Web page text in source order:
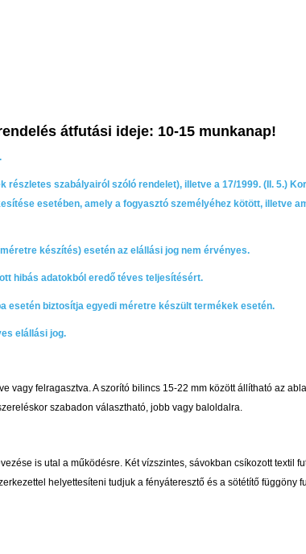
átfutási ideje: 10-15 munkanap!
szabályairól szóló rendelet), illetve a 17/1999. (II. 5.)
esetében, amely a fogyasztó személyéhez kötött, illetve
készítés) esetén az elállási jog nem érvényes.
hibás adatokból eredő téves teljesítésért.
esetén biztosítja egyedi méretre készült termékek esetén.
elállási jog.
felragasztva. A szorító bilincs 15-22 mm között állítható az
szabadon választható, jobb vagy baloldalra.
is utal a működésre. Két vízszintes, sávokban csíkozott textil
helyettesíteni tudjuk a fényáteresztő és a sötétítő függöny